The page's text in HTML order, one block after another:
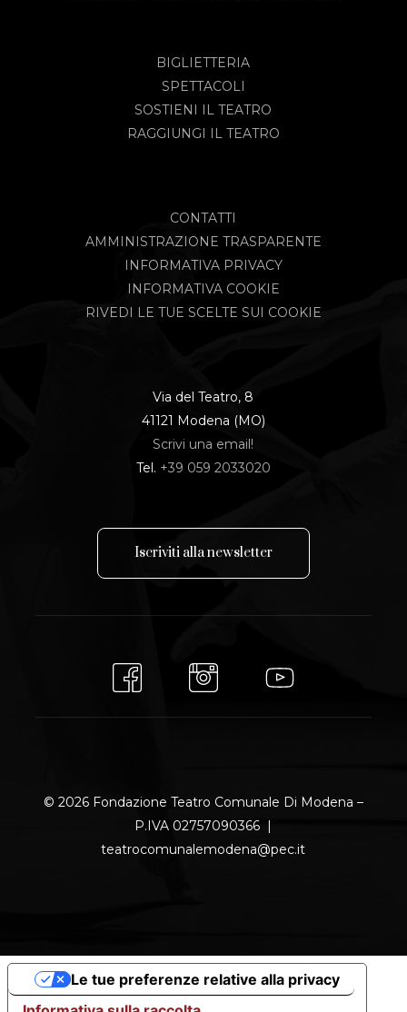
BIGLIETTERIA
SPETTACOLI
SOSTIENI IL TEATRO
RAGGIUNGI IL TEATRO
CONTATTI
AMMINISTRAZIONE TRASPARENTE
INFORMATIVA PRIVACY
INFORMATIVA COOKIE
RIVEDI LE TUE SCELTE SUI COOKIE
Via del Teatro, 8
41121 Modena (MO)
Scrivi una email!
Tel. +39 059 2033020
Iscriviti allanewsletter
© 2026 Fondazione Teatro Comunale Di Modena –
P.IVA 02757090366 |
teatrocomunalemodena@pec.it
Le tue preferenze relative alla privacy